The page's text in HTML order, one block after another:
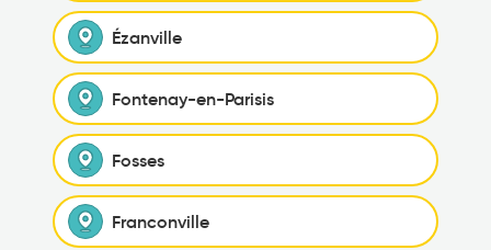
Ézanville
Fontenay-en-Parisis
Fosses
Franconville